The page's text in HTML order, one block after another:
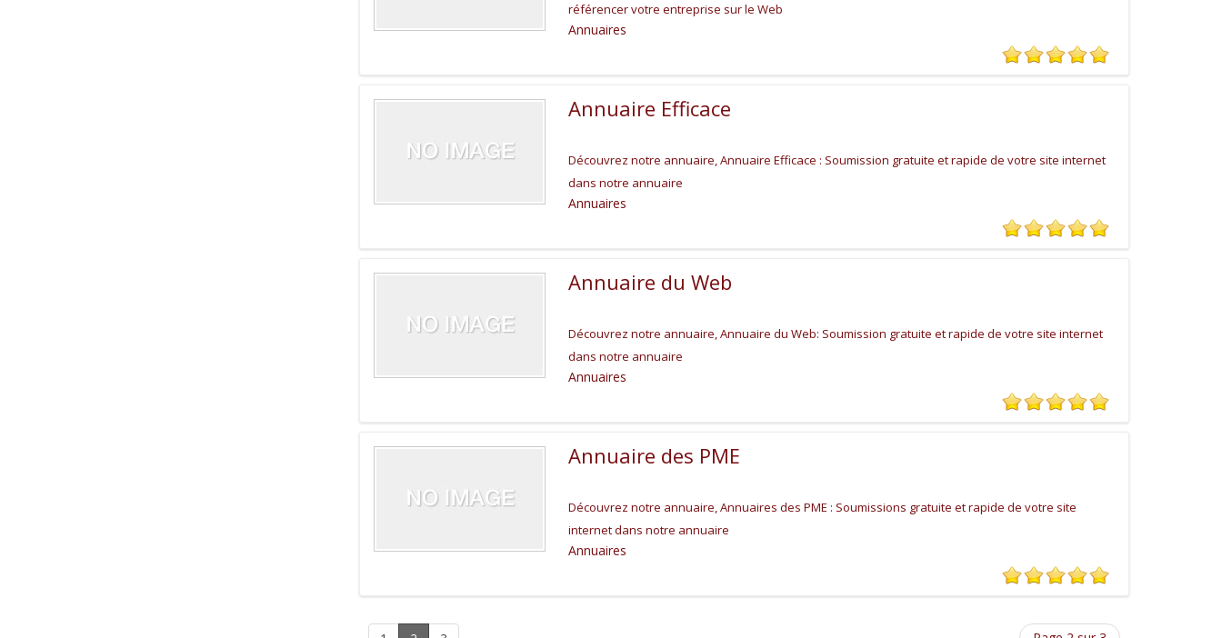
référencer votre entreprise sur le Web
Annuaires
Annuaire Efficace
Découvrez notre annuaire, Annuaire Efficace : Soumission gratuite et rapide de votre site internet
dans notre annuaire
Annuaires
Annuaire du Web
Découvrez notre annuaire, Annuaire du Web: Soumission gratuite et rapide de votre site internet
dans notre annuaire
Annuaires
Annuaire des PME
Découvrez notre annuaire, Annuaires des PME : Soumissions gratuite et rapide de votre site
internet dans notre annuaire
Annuaires